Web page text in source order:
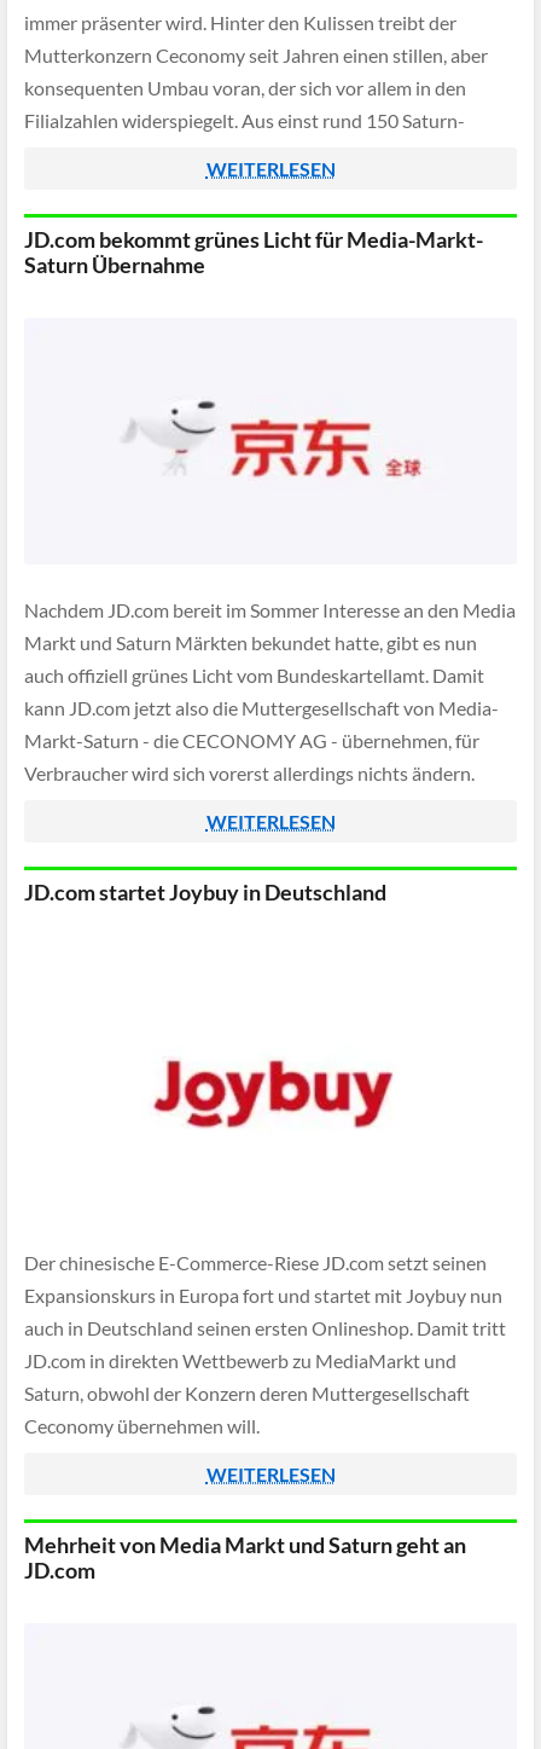
immer präsenter wird. Hinter den Kulissen treibt der
Mutterkonzern Ceconomy seit Jahren einen stillen, aber
konsequenten Umbau voran, der sich vor allem in den
Filialzahlen widerspiegelt. Aus einst rund 150 Saturn-
während MediaMarkt mit über 350 […]
WEITERLESEN
JD.com bekommt grünes Licht für Media-Markt-
Saturn Übernahme
Nachdem JD.com bereit im Sommer Interesse an den Media
Markt und Saturn Märkten bekundet hatte, gibt es nun
auch offiziell grünes Licht vom Bundeskartellamt. Damit
kann JD.com jetzt also die Muttergesellschaft von Media-
Markt-Saturn - die CECONOMY AG - übernehmen, für
Verbraucher wird sich vorerst allerdings nichts ändern.
WEITERLESEN
JD.com startet Joybuy in Deutschland
Der chinesische E-Commerce-Riese JD.com setzt seinen
Expansionskurs in Europa fort und startet mit Joybuy nun
auch in Deutschland seinen ersten Onlineshop. Damit tritt
JD.com in direkten Wettbewerb zu MediaMarkt und
Saturn, obwohl der Konzern deren Muttergesellschaft
Ceconomy übernehmen will.
WEITERLESEN
Mehrheit von Media Markt und Saturn geht an
JD.com